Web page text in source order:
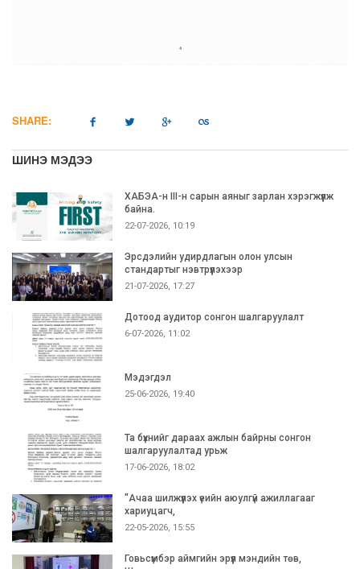
SHARE:
ШИНЭ МЭДЭЭ
ХАБЭА-н III-н сарын аяныг зарлан хэрэгжүүлж
байна.
22-07-2026, 10:19
Эрсдэлийн удирдлагын олон улсын
стандартыг нэвтрүүлэхээр
21-07-2026, 17:27
Дотоод аудитор сонгон шалгаруулалт
6-07-2026, 11:02
Мэдэгдэл
25-06-2026, 19:40
Та бүхнийг дараах ажлын байрны сонгон
шалгаруулалтад урьж
17-06-2026, 18:02
"Ачаа шилжүүлэх үеийн аюулгүй ажиллагааг
хариуцагч,
22-05-2026, 15:55
Говьсүмбэр аймгийн эрүүл мэндийн төв,